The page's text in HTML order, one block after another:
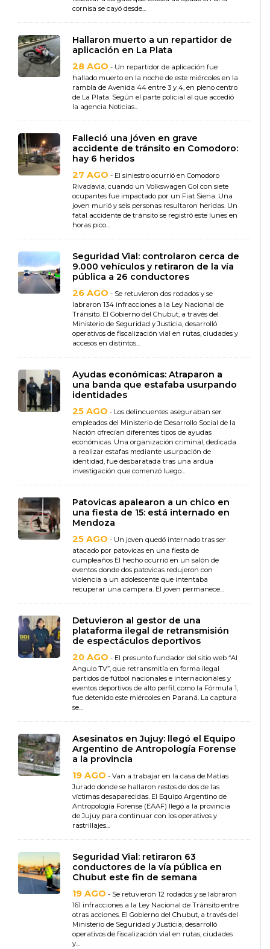
cornisa se cayó desde...
Hallaron muerto a un repartidor de
aplicación en La Plata
28 AGO - Un repartidor de aplicación fue
hallado muerto en la noche de este miércoles en la
rambla de Avenida 44 entre 3 y 4, en pleno centro
de La Plata. Según el parte policial al que accedió
la agencia Noticias...
Falleció una jóven en grave
accidente de tránsito en Comodoro:
hay 6 heridos
27 AGO - El siniestro ocurrió en Comodoro
Rivadavia, cuando un Volkswagen Gol con siete
ocupantes fue impactado por un Fiat Siena. Una
joven murió y seis personas resultaron heridas. Un
fatal accidente de tránsito se registró este lunes en
horas pico...
Seguridad Vial: controlaron cerca de
9.000 vehículos y retiraron de la vía
pública a 26 conductores
26 AGO - Se retuvieron dos rodados y se
labraron 134 infracciones a la Ley Nacional de
Tránsito. El Gobierno del Chubut, a través del
Ministerio de Seguridad y Justicia, desarrolló
operativos de fiscalización vial en rutas, ciudades y
accesos en distintos...
Ayudas económicas: Atraparon a
una banda que estafaba usurpando
identidades
25 AGO - Los delincuentes aseguraban ser
empleados del Ministerio de Desarrollo Social de la
Nación ofrecían diferentes tipos de ayudas
económicas. Una organización criminal, dedicada
a realizar estafas mediante usurpación de
identidad, fue desbaratada tras una ardua
investigación que comenzó luego...
Patovicas apalearon a un chico en
una fiesta de 15: está internado en
Mendoza
25 AGO - Un joven quedó internado tras ser
atacado por patovicas en una fiesta de
cumpleaños El hecho ocurrió en un salón de
eventos donde dos patovicas redujeron con
violencia a un adolescente que intentaba
recuperar una campera. El joven permanece...
Detuvieron al gestor de una
plataforma ilegal de retransmisión
de espectáculos deportivos
20 AGO - El presunto fundador del sitio web “Al
Angulo TV”, que retransmitía en forma ilegal
partidos de fútbol nacionales e internacionales y
eventos deportivos de alto perfil, como la Fórmula 1,
fue detenido este miércoles en Paraná. La captura
se...
Asesinatos en Jujuy: llegó el Equipo
Argentino de Antropología Forense
a la provincia
19 AGO - Van a trabajar en la casa de Matías
Jurado donde se hallaron restos de dos de las
víctimas desaparecidas. El Equipo Argentino de
Antropología Forense (EAAF) llegó a la provincia
de Jujuy para continuar con los operativos y
rastrillajes...
Seguridad Vial: retiraron 63
conductores de la vía pública en
Chubut este fin de semana
19 AGO - Se retuvieron 12 rodados y se labraron
161 infracciones a la Ley Nacional de Tránsito entre
otras acciones. El Gobierno del Chubut, a través del
Ministerio de Seguridad y Justicia, desarrolló
operativos de fiscalización vial en rutas, ciudades
y...